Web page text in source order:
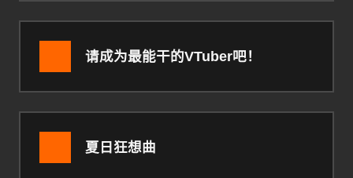
请成为最能干的VTuber吧！
夏日狂想曲